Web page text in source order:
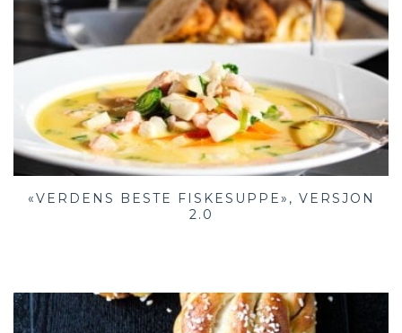
«VERDENS BESTE FISKESUPPE», VERSJON
2.0